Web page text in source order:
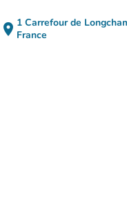
place 1 Carrefour de
France